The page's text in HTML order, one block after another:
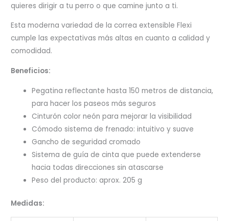
quieres dirigir a tu perro o que camine junto a ti.
Esta moderna variedad de la correa extensible Flexi
cumple las expectativas más altas en cuanto a calidad y
comodidad.
Beneficios:
Pegatina reflectante hasta 150 metros de distancia,
para hacer los paseos más seguros
Cinturón color neón para mejorar la visibilidad
Cómodo sistema de frenado: intuitivo y suave
Gancho de seguridad cromado
Sistema de guía de cinta que puede extenderse
hacia todas direcciones sin atascarse
Peso del producto: aprox. 205 g
Medidas: